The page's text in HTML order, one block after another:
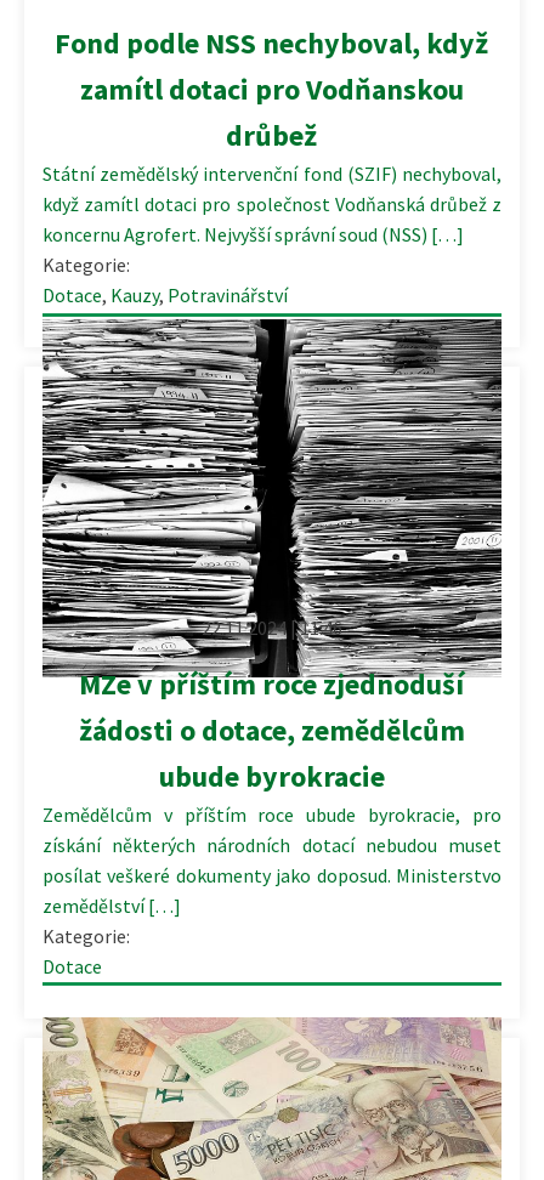
Fond podle NSS nechyboval, když
zamítl dotaci pro Vodňanskou
drůbež
Státní zemědělský intervenční fond (SZIF) nechyboval,
když zamítl dotaci pro společnost Vodňanská drůbež z
koncernu Agrofert. Nejvyšší správní soud (NSS) […]
Kategorie:
Dotace, Kauzy, Potravinářství
22.11.2024 | 11:46
MZe v příštím roce zjednoduší
žádosti o dotace, zemědělcům
ubude byrokracie
Zemědělcům v příštím roce ubude byrokracie, pro
získání některých národních dotací nebudou muset
posílat veškeré dokumenty jako doposud. Ministerstvo
zemědělství […]
Kategorie:
Dotace